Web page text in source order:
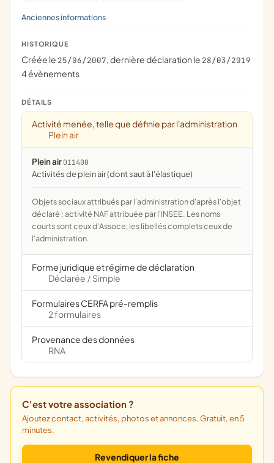
Anciennes informations
HISTORIQUE
Créée le 25/06/2007, dernière déclaration le 28/03/2019
4 évènements
DÉTAILS
Activité menée, telle que définie par l'administration
Plein air
Plein air 011400
activités de plein air (dont saut à l'élastique)
Objets sociaux attribués par l'administration d'après l'objet
déclaré ; activité NAF attribuée par l'INSEE. Les noms
courts sont ceux d'Assoce, les libellés complets ceux de
l'administration.
Forme juridique et régime de déclaration
Déclarée / Simple
Formulaires CERFA pré-remplis
2 formulaires
Provenance des données
RNA
C'est votre association ?
Ajoutez contact, activités, photos et annonces. Gratuit, en 5
minutes.
Revendiquer la fiche